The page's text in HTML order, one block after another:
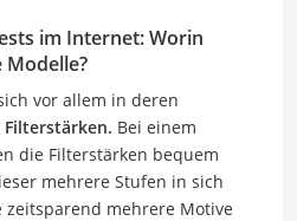
im Internet: Worin
Modelle?
vor allem in deren
Bei einem
die Filterstärken bequem
mehrere Stufen in sich
zeitsparend mehrere Motive